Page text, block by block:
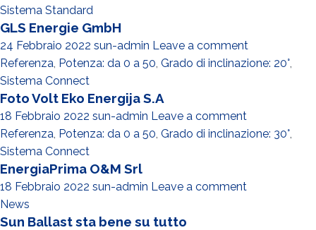
Sistema Standard
GLS Energie GmbH
24 Febbraio 2022 sun-admin Leave a comment
Referenza, Potenza: da 0 a 50, Grado di inclinazione: 20°,
Sistema Connect
Foto Volt Eko Energija S.A
18 Febbraio 2022 sun-admin Leave a comment
Referenza, Potenza: da 0 a 50, Grado di inclinazione: 30°,
Sistema Connect
EnergiaPrima O&M Srl
18 Febbraio 2022 sun-admin Leave a comment
News
Sun Ballast sta bene su tutto